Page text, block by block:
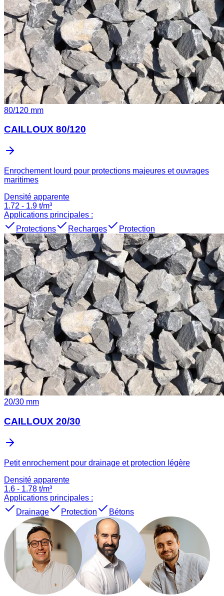
80/120 mm
CAILLOUX 80/120
Enrochement lourd pour protections majeures et ouvrages
maritimes
Densité apparente
1.72 - 1.9 t/m³
Applications principales :
Protections
Recharges Protection
20/30 mm
CAILLOUX 20/30
Petit enrochement pour drainage et protection légère
Densité apparente
1.6 - 1.78 t/m³
Applications principales :
Drainage
Protection Bétons